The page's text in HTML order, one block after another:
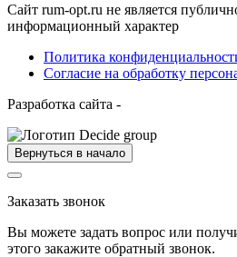
Сайт rum-opt.ru не является
информационный характер
Политика
Согласие на обработку
Разработка сайта -
Вернуться в начало
Заказать звонок
Вы можете задать вопрос или
этого закажите обратный звонок.